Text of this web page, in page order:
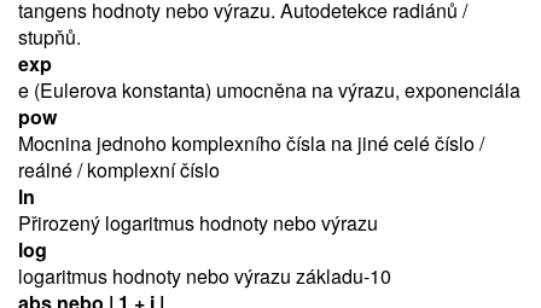
tangens hodnoty nebo výrazu. Autodetekce radiánů /
stupňů.
exp
e (Eulerova konstanta) umocněna na výrazu, exponenciála
pow
Mocnina jednoho komplexního čísla na jiné celé číslo /
reálné / komplexní číslo
ln
Přirozený logaritmus hodnoty nebo výrazu
log
logaritmus hodnoty nebo výrazu základu-10